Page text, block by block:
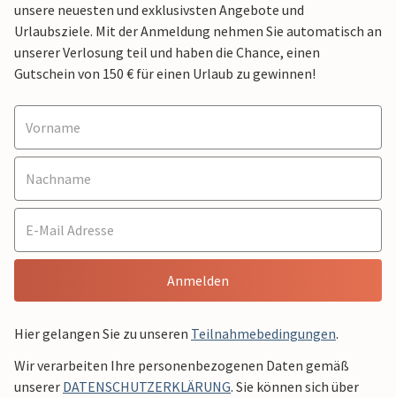
unsere neuesten und exklusivsten Angebote und
Urlaubsziele. Mit der Anmeldung nehmen Sie automatisch an
unserer Verlosung teil und haben die Chance, einen
Gutschein von 150 € für einen Urlaub zu gewinnen!
Anmelden
Hier gelangen Sie zu unseren Teilnahmebedingungen.
Wir verarbeiten Ihre personenbezogenen Daten gemäß
unserer DATENSCHUTZERKLÄRUNG. Sie können sich über